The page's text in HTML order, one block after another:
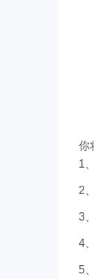
你
1
2
3
4
5